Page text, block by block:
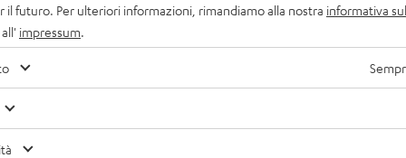
il futuro. Per ulteriori informazioni, rimandiamo alla nostra informativa
impressum